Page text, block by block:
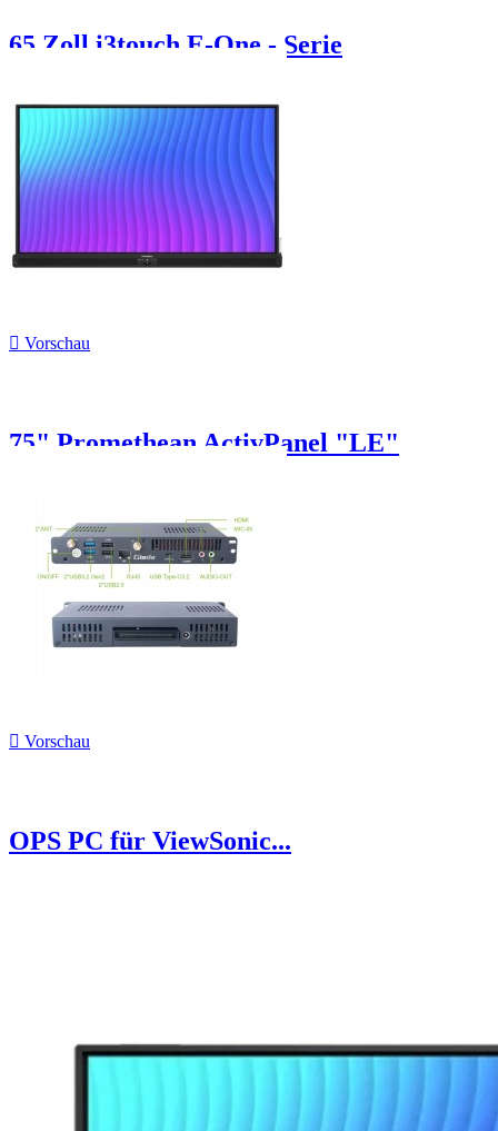
65 Zoll i3touch E-One - Serie
 Vorschau
75" Promethean ActivPanel "LE"
 Vorschau
OPS PC für ViewSonic...